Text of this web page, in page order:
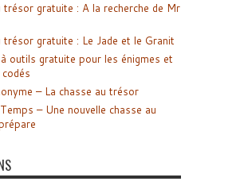
trésor gratuite : A la recherche de Mr
trésor gratuite : Le Jade et le Granit
outils gratuite pour les énigmes et
– La chasse au trésor
Temps – Une nouvelle chasse au